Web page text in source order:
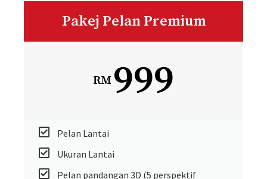
Pakej Pelan Premium
RM 999
Pelan Lantai
Ukuran Lantai
Pelan pandangan 3D (5 perspektif